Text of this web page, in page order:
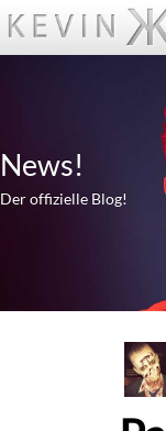
News!
Der offizielle Blog!